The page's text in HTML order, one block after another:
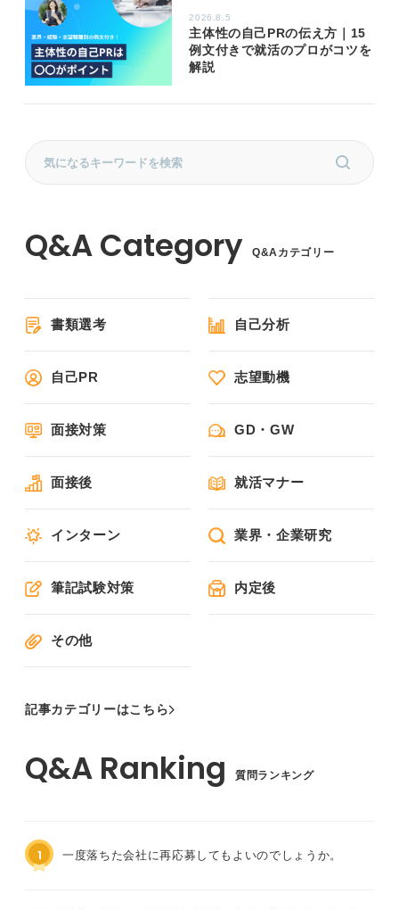
2026.8.5
主体性の自己PRの伝え方｜15
例文付きで就活のプロがコツを
解説
Q&Aカテゴリー
書類選考 自己分析
自己PR 志望動機
面接対策 GD・GW
面接後 就活マナー
インターン 業界・企業研究
筆記試験対策 内定後
その他
記事カテゴリーはこちら
質問ランキング
1 一度落ちた会社に再応募してもよいのでしょうか。